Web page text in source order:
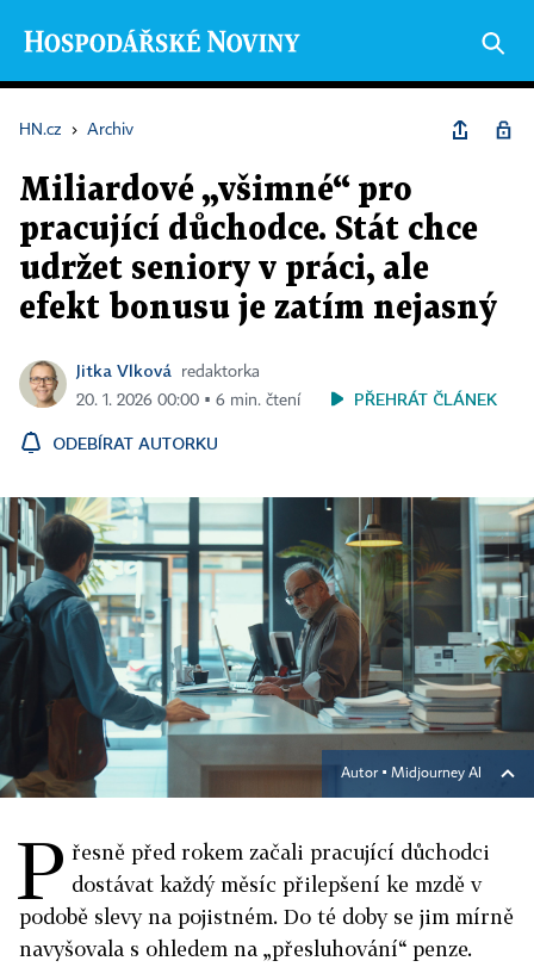
HN.cz › Archiv
Miliardové „všimné“ pro
pracující důchodce. Stát chce
udržet seniory v práci, ale
efekt bonusu je zatím nejasný
Jitka Vlková
redaktorka
20. 1. 2026 00:00 ▪ 6 min. čtení
PŘEHRÁT ČLÁNEK
ODEBÍRAT AUTORKU
Autor ▪ Midjourney AI
P řesně před rokem začali pracující důchodci
dostávat každý měsíc přilepšení ke mzdě v
podobě slevy na pojistném. Do té doby se jim mírně
navyšovala s ohledem na „přesluhování“ penze.